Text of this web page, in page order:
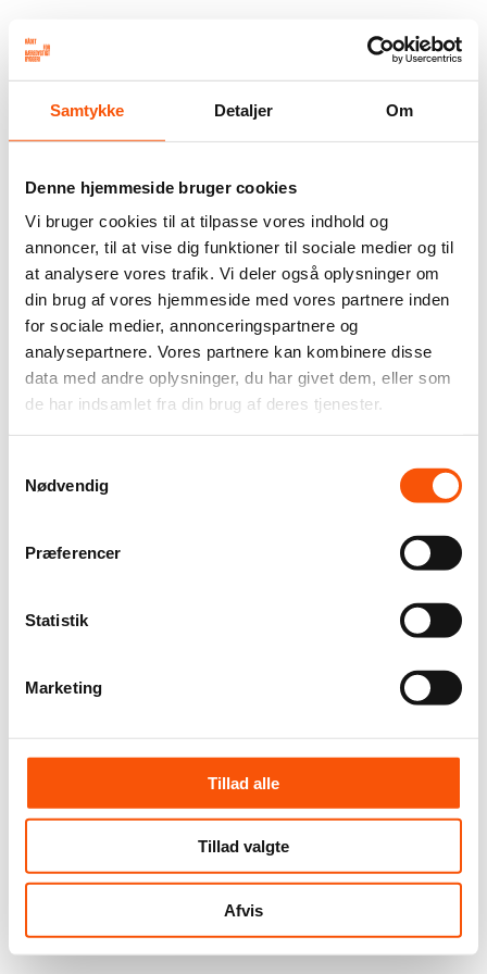
Samtykke Detaljer Om
Denne hjemmeside bruger cookies
Vi bruger cookies til at tilpasse vores indhold og
annoncer, til at vise dig funktioner til sociale medier og til
at analysere vores trafik. Vi deler også oplysninger om
din brug af vores hjemmeside med vores partnere inden
for sociale medier, annonceringspartnere og
analysepartnere. Vores partnere kan kombinere disse
data med andre oplysninger, du har givet dem, eller som
de har indsamlet fra din brug af deres tjenester.
Nødvendig
Præferencer
Statistik
Marketing
Tillad alle
Tillad valgte
Afvis